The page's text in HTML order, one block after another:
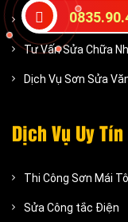
Báo Giá Sơn Jutun
Tư Vấn Sửa Chữa
Dịch Vụ Sơn Sửa
Dịch Vụ Uy Tín
Thi Công Sơn Mái
Sửa Công tắc Điện